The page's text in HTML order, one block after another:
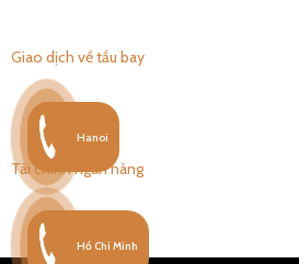
Giao dịch về tầu bay
Tài chính ngân hàng
Hanoi
Hồ Chí Minh